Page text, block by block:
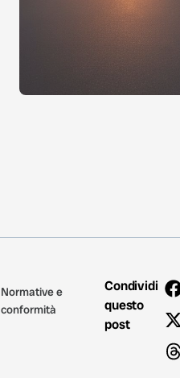
Normative e
conformità
Condividi
questo
post